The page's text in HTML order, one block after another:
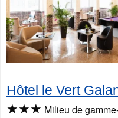
Hôtel le Vert
★★★ Milieu de